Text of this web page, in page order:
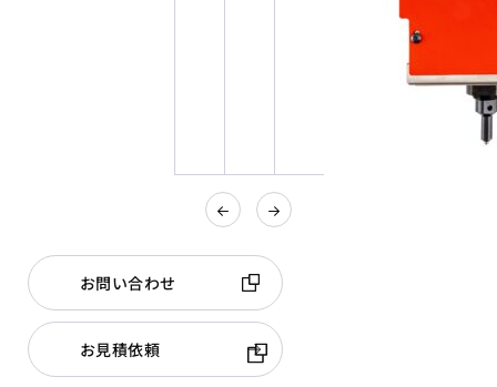
お問い合わせ
お見積依頼